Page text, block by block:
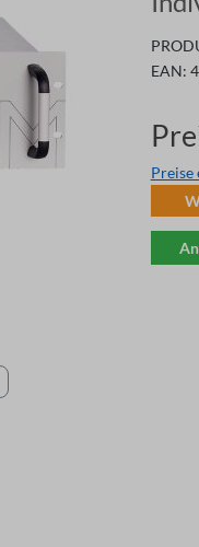
EAN:
Preise